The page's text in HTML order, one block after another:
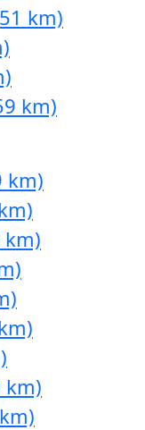
km)
km)
km)
km)